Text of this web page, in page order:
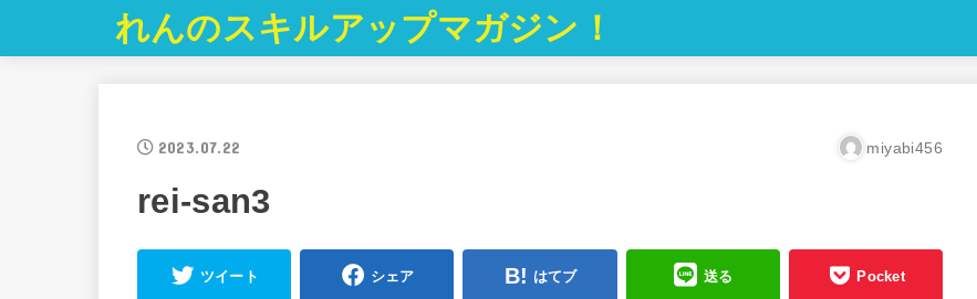
れんのスキルアップマガジン！
2023.07.22 miyabi456
rei-san3
ツイート シェア はてブ 送る Pocket